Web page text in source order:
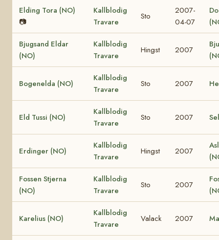
Elding Tora (NO)
📷
Kallblodig
Travare
Sto
2007-
04-07
Bjugsand Eldar
(NO)
Kallblodig
Travare
Hingst 2007
Bogenelda (NO)
Kallblodig
Travare
Sto 2007
Eld Tussi (NO)
Kallblodig
Travare
Sto 2007
Erdinger (NO)
Kallblodig
Travare
Hingst 2007
Fossen Stjerna
(NO)
Kallblodig
Travare
Sto 2007
Karelius (NO)
Kallblodig
Travare
Valack 2007